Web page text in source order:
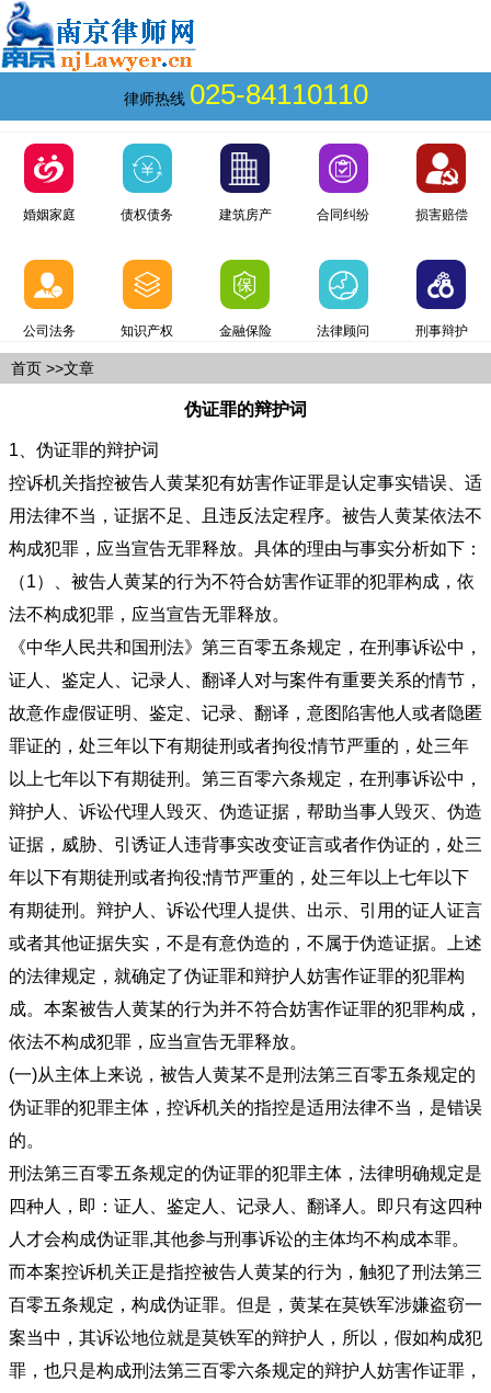
律师热线 025-84110110
婚姻家庭 债权债务 建筑房产 合同纠纷 损害赔偿
公司法务 知识产权 金融保险 法律顾问 刑事辩护
首页 >>文章
伪证罪的辩护词
1、伪证罪的辩护词
控诉机关指控被告人黄某犯有妨害作证罪是认定事实错误、适
用法律不当，证据不足、且违反法定程序。被告人黄某依法不
构成犯罪，应当宣告无罪释放。具体的理由与事实分析如下：
（1）、被告人黄某的行为不符合妨害作证罪的犯罪构成，依
法不构成犯罪，应当宣告无罪释放。
《中华人民共和国刑法》第三百零五条规定，在刑事诉讼中，
证人、鉴定人、记录人、翻译人对与案件有重要关系的情节，
故意作虚假证明、鉴定、记录、翻译，意图陷害他人或者隐匿
罪证的，处三年以下有期徒刑或者拘役;情节严重的，处三年
以上七年以下有期徒刑。第三百零六条规定，在刑事诉讼中，
辩护人、诉讼代理人毁灭、伪造证据，帮助当事人毁灭、伪造
证据，威胁、引诱证人违背事实改变证言或者作伪证的，处三
年以下有期徒刑或者拘役;情节严重的，处三年以上七年以下
有期徒刑。辩护人、诉讼代理人提供、出示、引用的证人证言
或者其他证据失实，不是有意伪造的，不属于伪造证据。上述
的法律规定，就确定了伪证罪和辩护人妨害作证罪的犯罪构
成。本案被告人黄某的行为并不符合妨害作证罪的犯罪构成，
依法不构成犯罪，应当宣告无罪释放。
(一)从主体上来说，被告人黄某不是刑法第三百零五条规定的
伪证罪的犯罪主体，控诉机关的指控是适用法律不当，是错误
的。
刑法第三百零五条规定的伪证罪的犯罪主体，法律明确规定是
四种人，即：证人、鉴定人、记录人、翻译人。即只有这四种
人才会构成伪证罪,其他参与刑事诉讼的主体均不构成本罪。
而本案控诉机关正是指控被告人黄某的行为，触犯了刑法第三
百零五条规定，构成伪证罪。但是，黄某在莫铁军涉嫌盗窃一
案当中，其诉讼地位就是莫铁军的辩护人，所以，假如构成犯
罪，也只是构成刑法第三百零六条规定的辩护人妨害作证罪，